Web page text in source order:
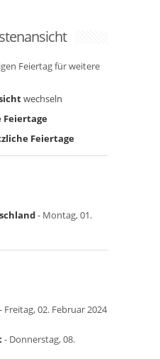
Feiertag für weitere
wechseln
Feiertage
Feiertage
- Montag, 01.
- Freitag, 02. Februar 2024
- Donnerstag, 08.